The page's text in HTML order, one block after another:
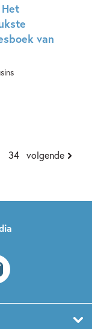
van
34 volgende